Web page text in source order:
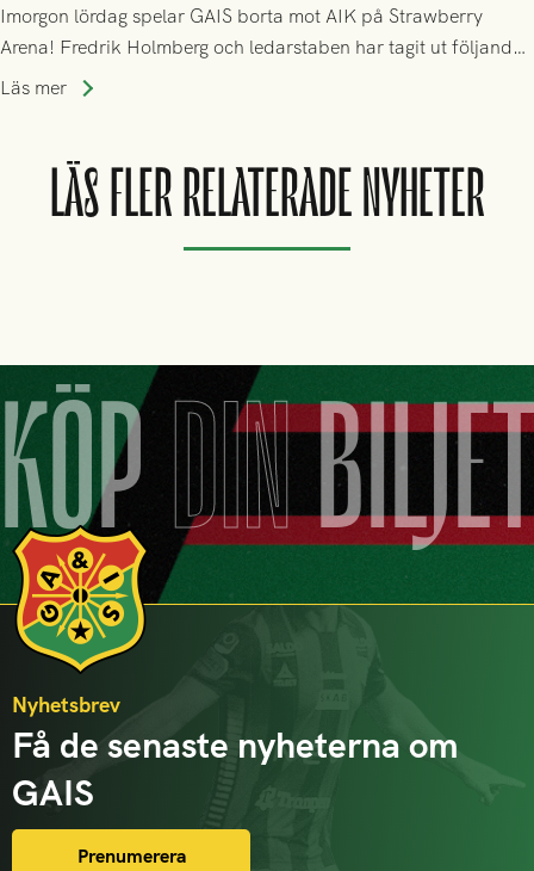
Imorgon lördag spelar GAIS borta mot AIK på Strawberry
Arena! Fredrik Holmberg och ledarstaben har tagit ut följande
trupp till matchen:
Läs mer
LÄS FLER RELATERADE NYHETER
KÖPDIN
Nyhetsbrev
Få de senaste nyheterna om
GAIS
Prenumerera